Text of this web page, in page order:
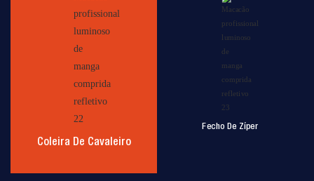
Coleira De Cavaleiro
Fecho De Zíper